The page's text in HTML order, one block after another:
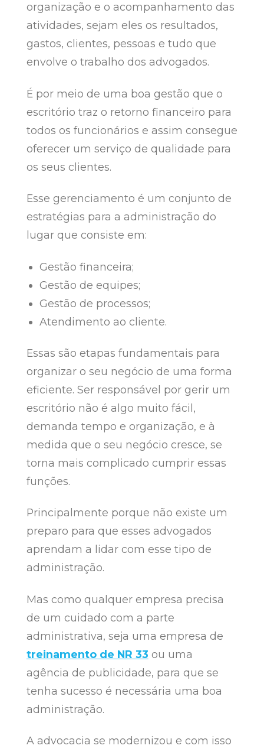
organização e o acompanhamento das
atividades, sejam eles os resultados,
gastos, clientes, pessoas e tudo que
envolve o trabalho dos advogados.
É por meio de uma boa gestão que o
escritório traz o retorno financeiro para
todos os funcionários e assim consegue
oferecer um serviço de qualidade para
os seus clientes.
Esse gerenciamento é um conjunto de
estratégias para a administração do
lugar que consiste em:
Gestão financeira;
Gestão de equipes;
Gestão de processos;
Atendimento ao cliente.
Essas são etapas fundamentais para
organizar o seu negócio de uma forma
eficiente. Ser responsável por gerir um
escritório não é algo muito fácil,
demanda tempo e organização, e à
medida que o seu negócio cresce, se
torna mais complicado cumprir essas
funções.
Principalmente porque não existe um
preparo para que esses advogados
aprendam a lidar com esse tipo de
administração.
Mas como qualquer empresa precisa
de um cuidado com a parte
administrativa, seja uma empresa de
treinamento de NR 33 ou uma
agência de publicidade, para que se
tenha sucesso é necessária uma boa
administração.
A advocacia se modernizou e com isso